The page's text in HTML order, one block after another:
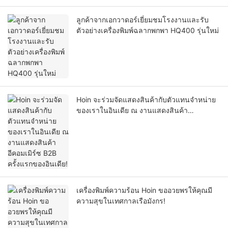
ลูกค้าจากเอกวาดอร์เยี่ยมชมโรงงานและรับ
ตัวอย่างเครื่องพิมพ์ฉลากพกพา HQ400 รุ่นใหม่
Hoin จะร่วมจัดแสดงสินค้ากับตัวแทนจำหน่าย
ของเราในอินเดีย ณ งานแสดงสินค้า
เครื่องพิมพ์ความร้อน Hoin ขออวยพรให้คุณมี
ความสุขในเทศกาลเรือมังกร!